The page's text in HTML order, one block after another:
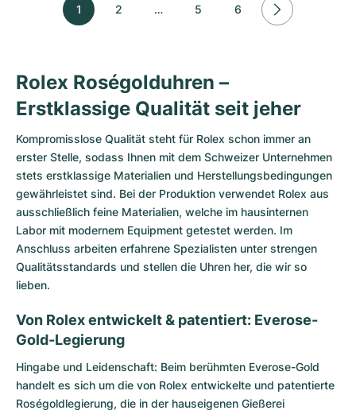
1 2 … 5 6
Rolex Roségolduhren –
Erstklassige Qualität seit jeher
Kompromisslose Qualität steht für Rolex schon immer an
erster Stelle, sodass Ihnen mit dem Schweizer Unternehmen
stets erstklassige Materialien und Herstellungsbedingungen
gewährleistet sind. Bei der Produktion verwendet Rolex aus
ausschließlich feine Materialien, welche im hausinternen
Labor mit modernem Equipment getestet werden. Im
Anschluss arbeiten erfahrene Spezialisten unter strengen
Qualitätsstandards und stellen die Uhren her, die wir so
lieben.
Von Rolex entwickelt & patentiert: Everose-
Gold-Legierung
Hingabe und Leidenschaft: Beim berühmten Everose-Gold
handelt es sich um die von Rolex entwickelte und patentierte
Roségoldlegierung, die in der hauseigenen Gießerei